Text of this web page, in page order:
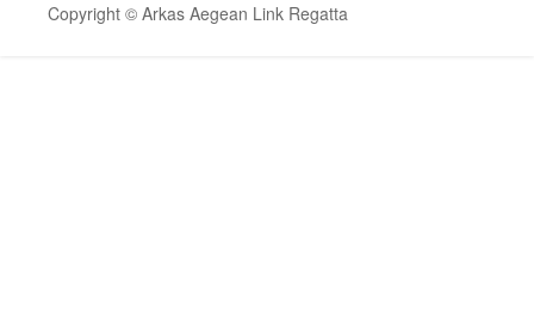
Copyright © Arkas Aegean Link Regatta